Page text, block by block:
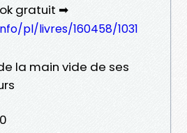
gratuit ➡
pl/livres/160458/1031
la main vide de ses